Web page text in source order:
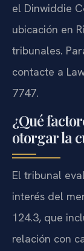
el Dinwiddie
ubicación en
tribunales.
contacte a
7747.
¿Qué
otorgar la
El tribunal
interés del
124.3, que
relación con